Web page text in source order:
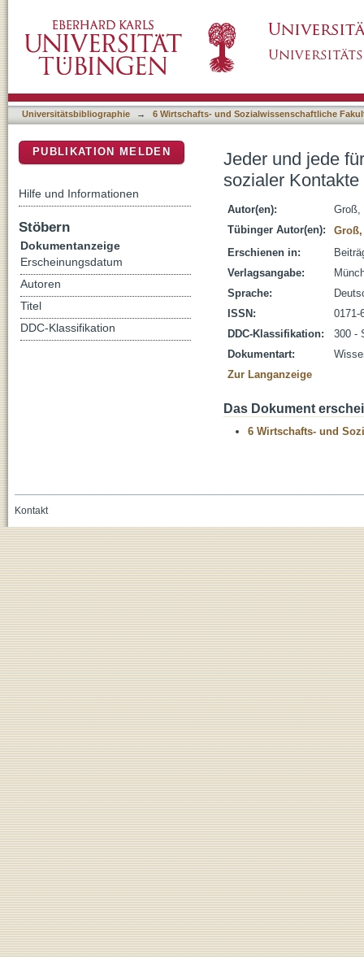
Berufseinstieg von Hochschulabsolventen
Universitätsbibliographie → 6 Wirtschafts- und Sozialwissenschaftliche
Jeder und jede
sozialer
Autor(en):
Groß,
Tübinger Autor(en):
Erschienen in:
Verlagsangabe:
Sprache:
ISSN:
0171-
DDC-Klassifikation:
300 -
Dokumentart:
Zur Langanzeige
Das Dokument
6 Wirtschafts- und
PUBLIKATION MELDEN
Hilfe und Informationen
Stöbern
Dokumentanzeige
Erscheinungsdatum
Autoren
Titel
DDC-Klassifikation
Kontakt